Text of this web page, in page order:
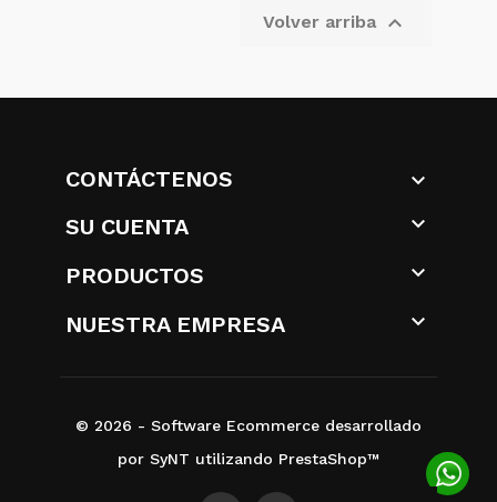
Volver arriba 
CONTÁCTENOS

SU CUENTA

PRODUCTOS

NUESTRA EMPRESA

© 2026 - Software Ecommerce desarrollado
por SyNT utilizando PrestaShop™